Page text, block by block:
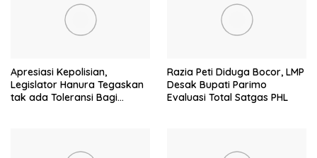
Apresiasi Kepolisian,
Legislator Hanura Tegaskan
tak ada Toleransi Bagi
Razia Peti Diduga Bocor, LMP
Desak Bupati Parimo
Evaluasi Total Satgas PHL